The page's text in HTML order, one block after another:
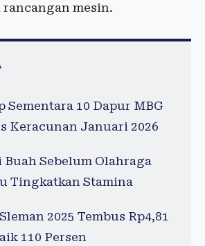
mesin.
Sementara 10 Dapur MBG
Keracunan Januari 2026
Buah Sebelum Olahraga
Tingkatkan Stamina
2025 Tembus Rp4,81
110 Persen